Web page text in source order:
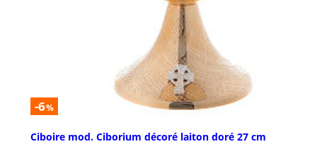
-6%
Ciboire mod. Ciborium décoré laiton doré 27 cm